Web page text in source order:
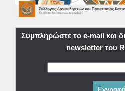
Συμπληρώστε το e-mail και
newsletter του